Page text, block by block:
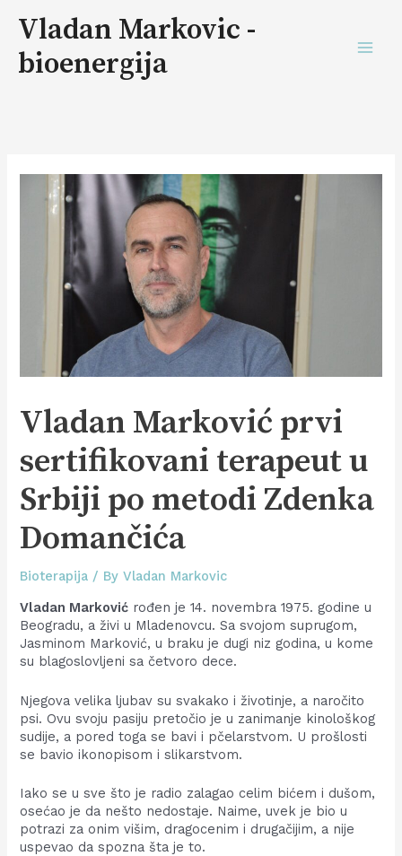
Vladan Markovic -
bioenergija
Vladan Marković prvi
sertifikovani terapeut u
Srbiji po metodi Zdenka
Domančića
Bioterapija / ByVladan Markovic
Vladan Marković rođen je 14. novembra 1975. godine u
Beogradu, a živi u Mladenovcu. Sa svojom suprugom,
Jasminom Marković, u braku je dugi niz godina, u kome
su blagoslovljeni sa četvoro dece.
Njegova velika ljubav su svakako i životinje, a naročito
psi. Ovu svoju pasiju pretočio je u zanimanje kinološkog
sudije, a pored toga se bavi i pčelarstvom. U prošlosti
se bavio ikonopisom i slikarstvom.
Iako se u sve što je radio zalagao celim bićem i dušom,
osećao je da nešto nedostaje. Naime, uvek je bio u
potrazi za onim višim, dragocenim i drugačijim, a nije
uspevao da spozna šta je to.